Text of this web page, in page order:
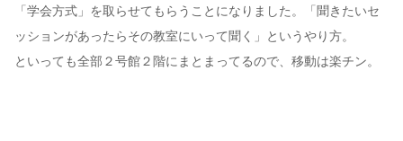
「学会方式」を取らせてもらうことになりました。「聞きたいセ
ッションがあったらその教室にいって聞く」というやり方。
といっても全部２号館２階にまとまってるので、移動は楽チン。